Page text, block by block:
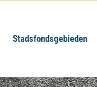
Stadsfondsgebieden